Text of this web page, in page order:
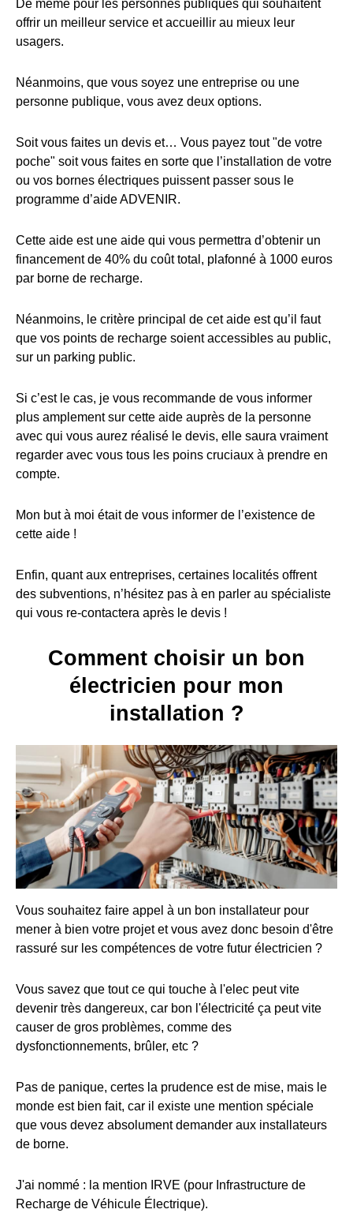
De même pour les personnes publiques qui souhaitent
offrir un meilleur service et accueillir au mieux leur
usagers.
Néanmoins, que vous soyez une entreprise ou une
personne publique, vous avez deux options.
Soit vous faites un devis et… Vous payez tout "de votre
poche" soit vous faites en sorte que l’installation de votre
ou vos bornes électriques puissent passer sous le
programme d’aide ADVENIR.
Cette aide est une aide qui vous permettra d’obtenir un
financement de 40% du coût total, plafonné à 1000 euros
par borne de recharge.
Néanmoins, le critère principal de cet aide est qu’il faut
que vos points de recharge soient accessibles au public,
sur un parking public.
Si c’est le cas, je vous recommande de vous informer
plus amplement sur cette aide auprès de la personne
avec qui vous aurez réalisé le devis, elle saura vraiment
regarder avec vous tous les poins cruciaux à prendre en
compte.
Mon but à moi était de vous informer de l’existence de
cette aide !
Enfin, quant aux entreprises, certaines localités offrent
des subventions, n’hésitez pas à en parler au spécialiste
qui vous re-contactera après le devis !
Comment choisir un bon
électricien pour mon
installation ?
Vous souhaitez faire appel à un bon installateur pour
mener à bien votre projet et vous avez donc besoin d'être
rassuré sur les compétences de votre futur électricien ?
Vous savez que tout ce qui touche à l'elec peut vite
devenir très dangereux, car bon l'électricité ça peut vite
causer de gros problèmes, comme des
dysfonctionnements, brûler, etc ?
Pas de panique, certes la prudence est de mise, mais le
monde est bien fait, car il existe une mention spéciale
que vous devez absolument demander aux installateurs
de borne.
J'ai nommé : la mention IRVE (pour Infrastructure de
Recharge de Véhicule Électrique).